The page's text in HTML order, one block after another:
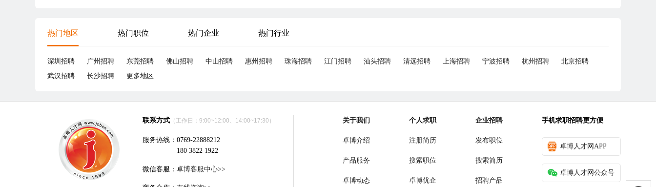
热门地区 热门职位 热门企业 热门行业
深圳招聘 广州招聘 东莞招聘 佛山招聘 中山招聘 惠州招聘 珠海招聘 江门招聘 汕头招聘 清远招聘 上海招聘 宁波招聘 杭州招聘
北京招聘
武汉招聘
长沙招聘 更多地区
联系方式 （工作日：9:00~12:00、14:00~17:30）
服务热线：0769-22888212
180 3822 1922
微信客服： 卓博客服中心>>
关于我们
卓博介绍
产品服务
卓博动态
个人求职
注册简历
搜索职位
卓博优企
企业招聘
发布职位
搜索简历
招聘产品
手机求职招聘更方便
卓博人才网APP
卓博人才网公众号